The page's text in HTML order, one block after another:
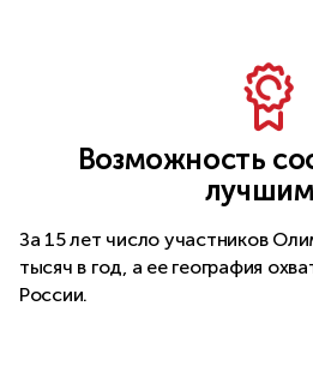
Возможность
За 15 лет число участников
тысяч в год, а ее география
России.